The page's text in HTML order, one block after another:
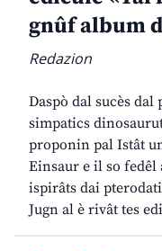
gnûf album
Redazion
Daspò dal sucès
simpatics
proponin pal Istât
Einsaur e il so
ispirâts dai
Jugn al è rivât tes